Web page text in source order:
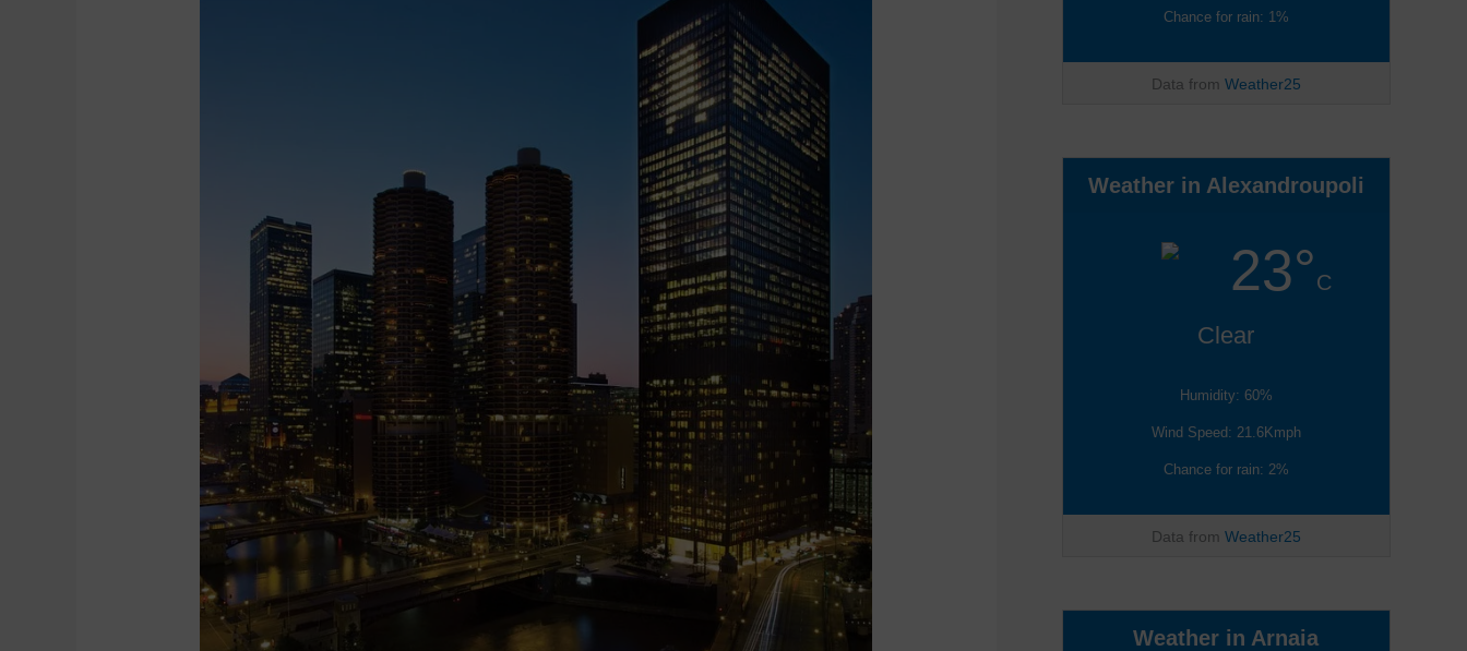
Chance for rain: 1%
Data from Weather25
Weather in Alexandroupoli
23°C
Clear
Humidity: 60%
Wind Speed: 21.6Kmph
Chance for rain: 2%
Data from Weather25
Weather in Arnaia